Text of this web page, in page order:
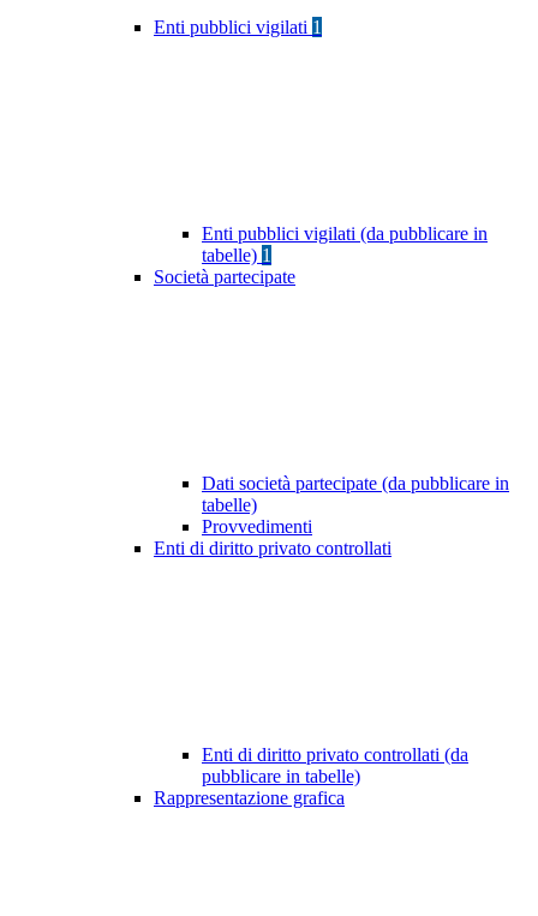
Enti pubblici vigilati 1
Enti pubblici vigilati (da pubblicare in
tabelle) 1
Società partecipate
Dati società partecipate (da pubblicare in
tabelle)
Provvedimenti
Enti di diritto privato controllati
Enti di diritto privato controllati (da
pubblicare in tabelle)
Rappresentazione grafica